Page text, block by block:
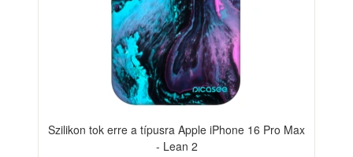
Szilikon tok erre a típusra Apple iPhone 16 Pro Max
- Lean 2